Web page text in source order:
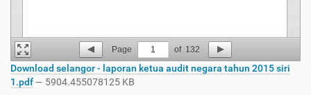
Page 1 of 132
Download selangor - laporan ketua audit negara tahun 2015 siri
1.pdf— 5904.455078125 KB